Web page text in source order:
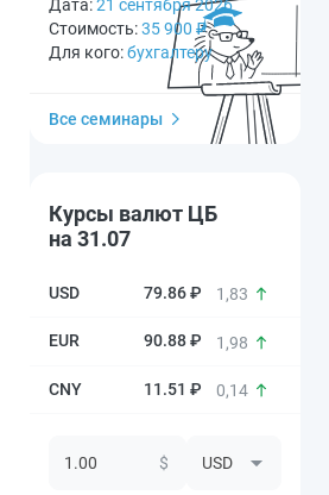
Дата:21 сентября 2026
Стоимость:35 900 ₽
Для кого:бухгалтеру
Все семинары
Курсы валют ЦБ
на 31.07
79.86 ₽ 1,83
90.88 ₽ 1,98
11.51 ₽ 0,14
$